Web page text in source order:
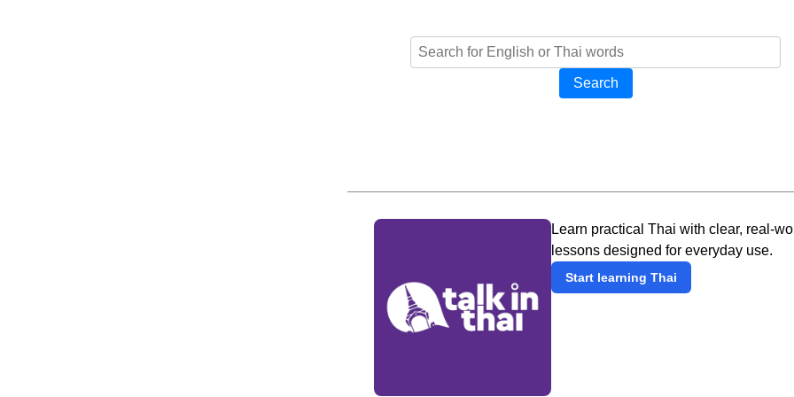
Search
Learn practical Thai with clear, real-
lessons designed for everyday use.
Start learning Thai